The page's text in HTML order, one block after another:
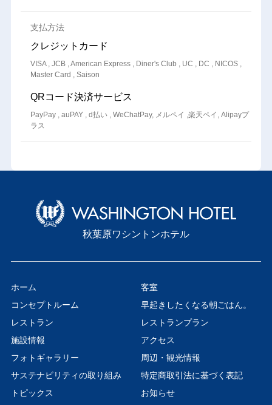
支払方法
クレジットカード
VISA , JCB , American Express , Diner's Club , UC , DC , NICOS ,
Master Card , Saison
QRコード決済サービス
PayPay , auPAY , d払い , WeChatPay, メルペイ ,楽天ペイ, Alipayプ
ラス
秋葉原ワシントンホテル
ホーム
客室
コンセプトルーム
早起きしたくなる朝ごはん。
レストラン
レストランプラン
施設情報
アクセス
フォトギャラリー
周辺・観光情報
サステナビリティの取り組み
特定商取引法に基づく表記
トピックス
お知らせ